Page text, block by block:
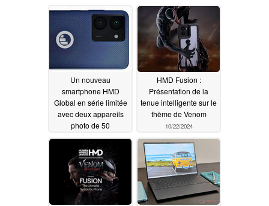
Snapdragon 4 Gen 2
11/26/2024
Un nouveau
smartphone HMD
Global en série limitée
avec deux appareils
photo de 50
mégapixels11/15/2024
HMD Fusion :
Présentation de la
tenue intelligente sur le
thème de Venom
10/22/2024